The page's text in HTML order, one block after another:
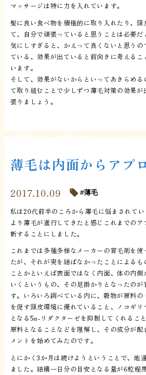
マッサージは特に力を入れています。
髪に良い食べ物を積極的に取り入れたり、頭
て、自分で頑張っていると思うことは必要だ
気にしすぎると、かえって良くないと思うの
ている、効果が出ていると前向きに考える
います。
そして、効果がないからといってあきらめる
て取り組むことで少しずつ薄毛対策の効果
張りましょう。
薄毛は内面からアプ
2017.10.09 薄毛
私は20代前半のころから薄毛に悩まされてい
より薄毛が進行してきたと感じこれまでの
新することにしました。
これまでは多種多様なメーカーの育毛剤を使
たが、それが実を結ばなかったことによるも
ことかといえば表面ではなく内面、体の内
いくというもの、その足掛かりとなったの
す。いろいろ調べている内に、穀物が原料の
を促す頭皮環境に優れていること、ノコギ
となる5α-リダクターゼを抑制してくれるこ
原料となることなどを理解し、その成分が配
メントを始めてみたのです。
とにかく3か月は続けようということで、地
ました。結構一日分の目安となる量が6粒程